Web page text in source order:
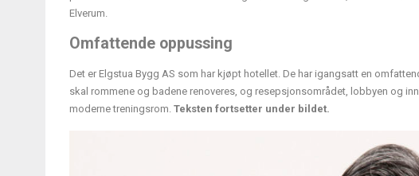
Elverum.
Omfattende oppussing
Det er Elgstua Bygg AS som har kjøpt hotellet. De har igangsatt en
skal rommene og badene renoveres, og resepsjonsområdet, lobbyen og
moderne treningsrom. Teksten fortsetter under bildet.